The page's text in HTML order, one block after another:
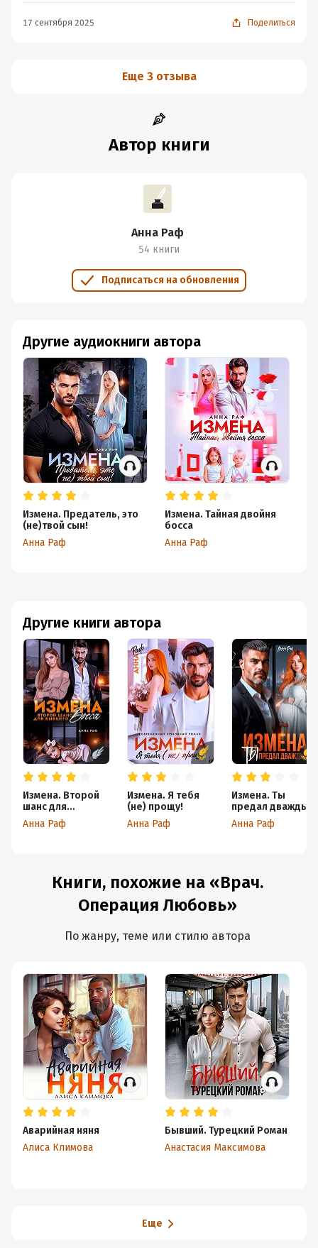
17 сентября 2025 Поделиться
Еще 3 отзыва
Автор книги
Анна Раф
54 книги
Подписаться на обновления
Другие книги автора
Измена. Второй
шанс для
бывшего Босса
Анна Раф
Измена. Я тебя
(не) прощу!
Анна Раф
Измена. Ты
предал дважды!
Анна Раф
Другие аудиокниги автора
Измена. Предатель, это
(не)твой сын!
Анна Раф
Измена. Тайная двойня
босса
Анна Раф
Книги, похожие на «Врач.
Операция Любовь»
По жанру, теме или стилю автора
Аварийная няня
Алиса Климова
Бывший. Турецкий Роман
Анастасия Максимова
Еще